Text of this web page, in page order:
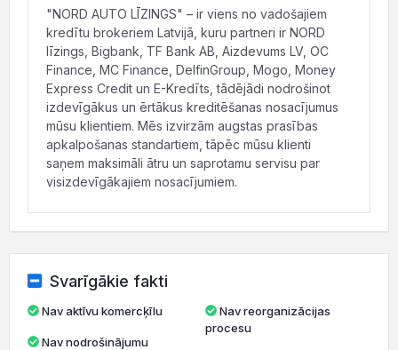
"NORD AUTO LĪZINGS" – ir viens no vadošajiem
kredītu brokeriem Latvijā, kuru partneri ir NORD
līzings, Bigbank, TF Bank AB, Aizdevums LV, OC
Finance, MC Finance, DelfinGroup, Mogo, Money
Express Credit un E-Kredīts, tādējādi nodrošinot
izdevīgākus un ērtākus kreditēšanas nosacījumus
mūsu klientiem. Mēs izvirzām augstas prasības
apkalpošanas standartiem, tāpēc mūsu klienti
saņem maksimāli ātru un saprotamu servisu par
visizdevīgākajiem nosacījumiem.
Svarīgākie fakti
Nav aktīvu komercķīlu
Nav nodrošinājumu
Nav reorganizācijas
procesu